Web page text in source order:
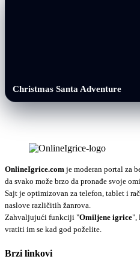
Christmas Santa Adventure
OnlineIgrice.com je moderan portal za
da svako može brzo da pronađe svoje
Sajt je optimizovan za telefon, tablet i
naslove različitih žanrova.
Zahvaljujući funkciji "Omiljene igrice",
vratiti im se kad god poželite.
Brzi linkovi